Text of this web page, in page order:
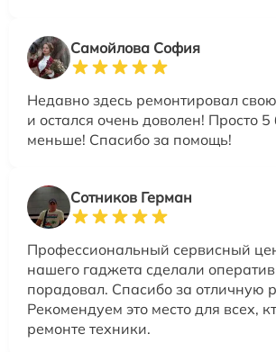
Самойлова София
Недавно здесь ремонтировал
и остался очень доволен! Просто 5
меньше! Спасибо за помощь!
Сотников Герман
Профессиональный сервисный
нашего гаджета сделали
порадовал. Спасибо за отличную
Рекомендуем это место для всех,
ремонте техники.